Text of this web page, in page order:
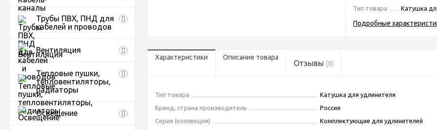
Трубы ПВХ, ПНД для
кабелей и проводов
Вентиляция
Тепловые пушки,
тепловентиляторы,
радиаторы
Освещение
Тип товара Катушка
Подробные
Характеристики Описание товара
Отзывы (0)
Тип товара
Катушка для удлинителя
Бренд, страна производитель
Россия
Серия (коллекция)
Комплектующие для удлинителей